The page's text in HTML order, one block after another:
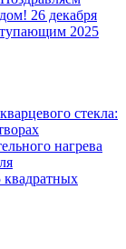
26 декабря
2025
стекла:
нагрева
квадратных